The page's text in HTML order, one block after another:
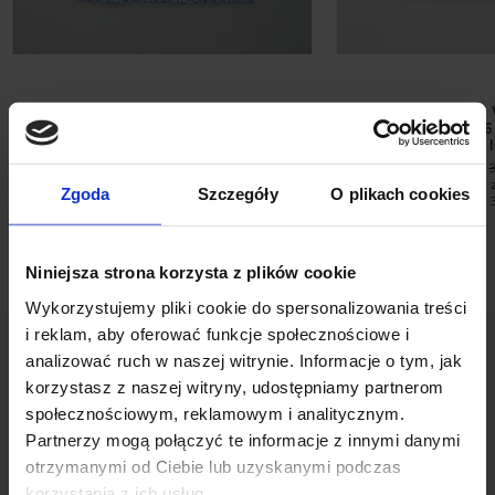
Zgoda Szczegóły O plikach cookies
Niniejsza strona korzysta z plików cookie
Wykorzystujemy pliki cookie do spersonalizowania treści
i reklam, aby oferować funkcje społecznościowe i
analizować ruch w naszej witrynie. Informacje o tym, jak
korzystasz z naszej witryny, udostępniamy partnerom
społecznościowym, reklamowym i analitycznym.
Partnerzy mogą połączyć te informacje z innymi danymi
otrzymanymi od Ciebie lub uzyskanymi podczas
CALIMERA 00345 DŁUGI RĘKAW
249,00 ZŁ
79,00 ZŁ
Najniższa cena z 30 dni przed
promocją:
129,00 zł
KOSZULA BIAŁA
CALIMERA
99,00 ZŁ
Najniższa
promocją:
OPINIE O PRODUKCIE: KURTKA